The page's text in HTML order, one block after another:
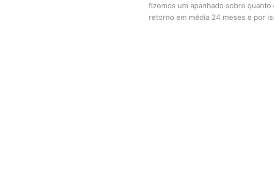
fizemos um apanhado sobre
retorno em média 24 meses e por